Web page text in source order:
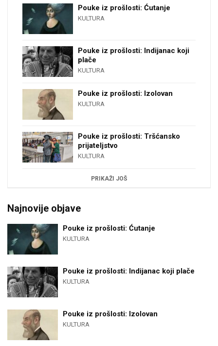
Pouke iz prošlosti: Ćutanje
KULTURA
Pouke iz prošlosti: Indijanac koji
plače
KULTURA
Pouke iz prošlosti: Izolovan
KULTURA
Pouke iz prošlosti: Tršćansko
prijateljstvo
KULTURA
PRIKAŽI JOŠ
Najnovije objave
Pouke iz prošlosti: Ćutanje
KULTURA
Pouke iz prošlosti: Indijanac koji plače
KULTURA
Pouke iz prošlosti: Izolovan
KULTURA